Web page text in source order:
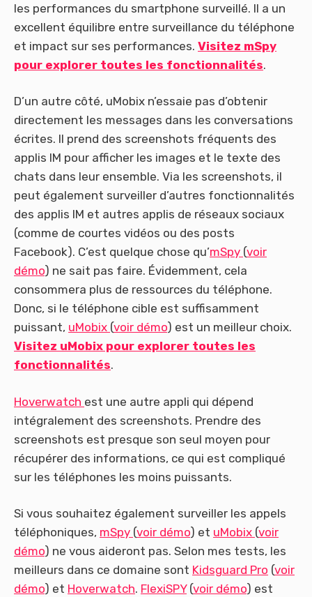
les performances du smartphone surveillé. Il a un
excellent équilibre entre surveillance du téléphone
et impact sur ses performances. Visitez mSpy
pour explorer toutes les fonctionnalités.
D’un autre côté, uMobix n’essaie pas d’obtenir
directement les messages dans les conversations
écrites. Il prend des screenshots fréquents des
applis IM pour afficher les images et le texte des
chats dans leur ensemble. Via les screenshots, il
peut également surveiller d’autres fonctionnalités
des applis IM et autres applis de réseaux sociaux
(comme de courtes vidéos ou des posts
Facebook). C’est quelque chose qu’mSpy (voir
démo) ne sait pas faire. Évidemment, cela
consommera plus de ressources du téléphone.
Donc, si le téléphone cible est suffisamment
puissant, uMobix (voir démo) est un meilleur choix.
Visitez uMobix pour explorer toutes les
fonctionnalités.
Hoverwatch est une autre appli qui dépend
intégralement des screenshots. Prendre des
screenshots est presque son seul moyen pour
récupérer des informations, ce qui est compliqué
sur les téléphones les moins puissants.
Si vous souhaitez également surveiller les appels
téléphoniques, mSpy (voir démo) et uMobix (voir
démo) ne vous aideront pas. Selon mes tests, les
meilleurs dans ce domaine sont Kidsguard Pro (voir
démo) et Hoverwatch. FlexiSPY(voir démo) est